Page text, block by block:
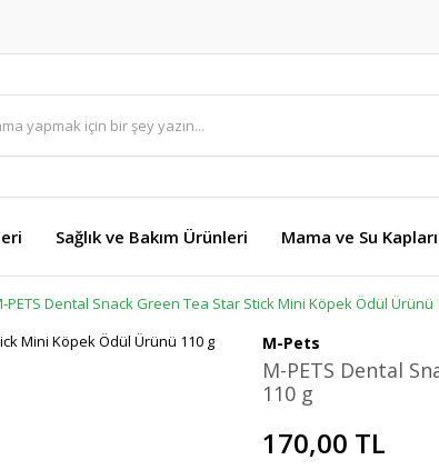
Sağlık ve Bakım Ürünleri Mama ve Su Kapları
PETS Dental Snack Green Tea Star Stick Mini Köpek Ödül Ürünü
M-Pets
M-PETS Dental
110 g
170,00 TL